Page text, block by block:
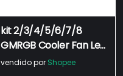
kit 2/3/4/5/6/7/8
GMRGB Cooler Fan Led
RGB 120mm 12cm
vendido por Shopee